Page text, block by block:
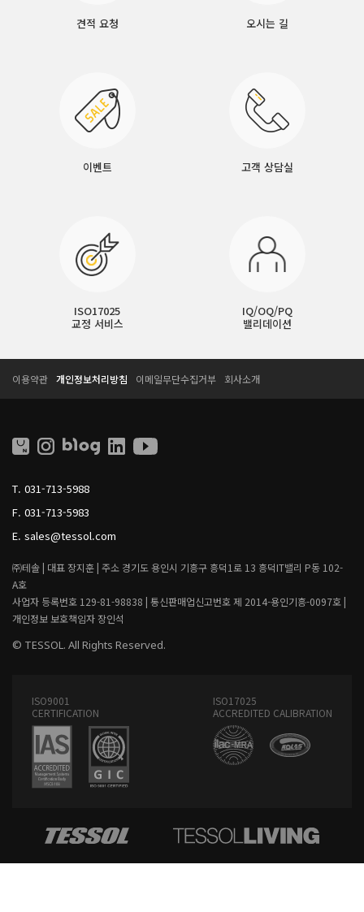
견적 요청 오시는 길
이벤트 고객 상담실
ISO17025
교정 서비스
IQ/OQ/PQ
밸리데이션
T. 031-713-5988
F. 031-713-5983
E. sales@tessol.com
㈜테솔 | 대표 장지훈 | 주소 경기도 용인시 기흥구 흥덕1로 13 흥덕IT밸리 P동 102-
A호
사업자 등록번호 129-81-98838 | 통신판매업신고번호 제 2014-용인기흥-0097호 |
개인정보 보호책임자 장인석
© TESSOL. All Rights Reserved.
ISO9001
CERTIFICATION
ISO17025
ACCREDITED CALIBRATION
이용약관 개인정보처리방침 이메일무단수집거부 회사소개